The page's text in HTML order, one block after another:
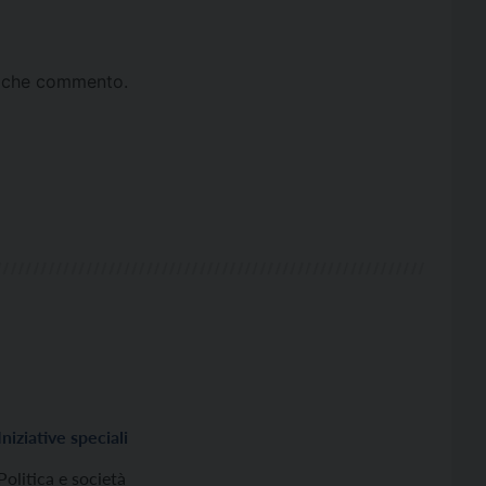
commento.
Iniziative speciali
Politica e società